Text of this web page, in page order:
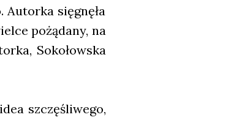
się­gnę­ła
pożą­da­ny, na
Soko­łow­ska
szczę­śli­we­go,